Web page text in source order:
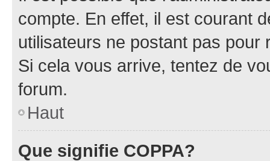
compte. En effet, il est courant
utilisateurs ne postant pas pour
Si cela vous arrive, tentez de
forum.
Haut
Que signifie COPPA?